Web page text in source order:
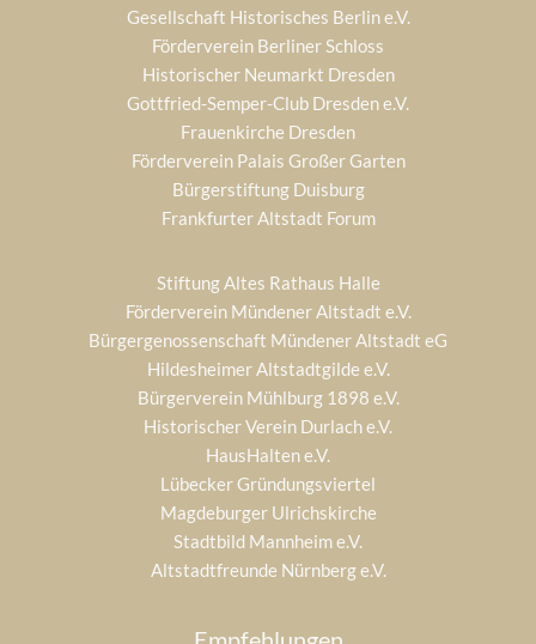
Gesellschaft Historisches Berlin e.V.
Förderverein Berliner Schloss
Historischer Neumarkt Dresden
Gottfried-Semper-Club Dresden e.V.
Frauenkirche Dresden
Förderverein Palais Großer Garten
Bürgerstiftung Duisburg
Frankfurter Altstadt Forum
Stiftung Altes Rathaus Halle
Förderverein Mündener Altstadt e.V.
Bürgergenossenschaft Mündener Altstadt eG
Hildesheimer Altstadtgilde e.V.
Bürgerverein Mühlburg 1898 e.V.
Historischer Verein Durlach e.V.
HausHalten e.V.
Lübecker Gründungsviertel
Magdeburger Ulrichskirche
Stadtbild Mannheim e.V.
Altstadtfreunde Nürnberg e.V.